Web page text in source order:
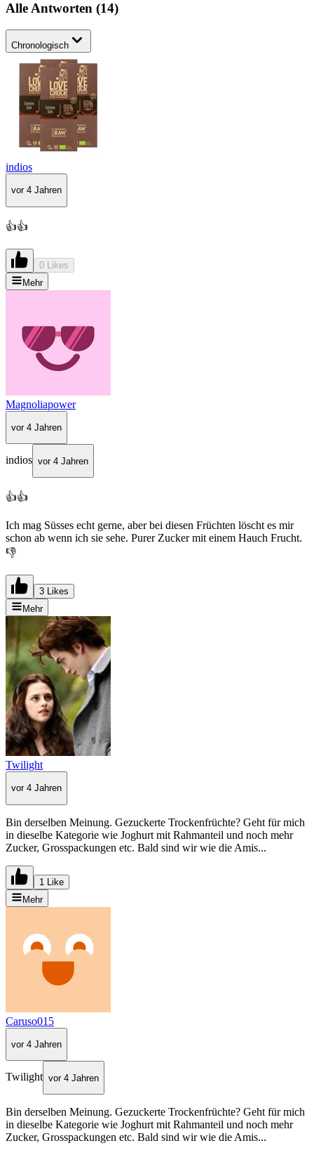
Alle Antworten (14)
Chronologisch
indios
vor 4 Jahren
👍👍
0 Likes
Mehr
Magnoliapower
vor 4 Jahren
indios vor 4 Jahren
👍👍
Ich mag Süsses echt gerne, aber bei diesen Früchten löscht es mir
schon ab wenn ich sie sehe. Purer Zucker mit einem Hauch Frucht.
👎
3 Likes
Mehr
Twilight
vor 4 Jahren
Bin derselben Meinung. Gezuckerte Trockenfrüchte? Geht für mich
in dieselbe Kategorie wie Joghurt mit Rahmanteil und noch mehr
Zucker, Grosspackungen etc. Bald sind wir wie die Amis...
1 Like
Mehr
Caruso015
vor 4 Jahren
Twilight vor 4 Jahren
Bin derselben Meinung. Gezuckerte Trockenfrüchte? Geht für mich
in dieselbe Kategorie wie Joghurt mit Rahmanteil und noch mehr
Zucker, Grosspackungen etc. Bald sind wir wie die Amis...